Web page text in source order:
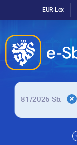
EUR-Lex
81/2026 Sb.